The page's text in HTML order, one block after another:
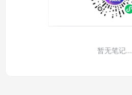
暂无笔记...